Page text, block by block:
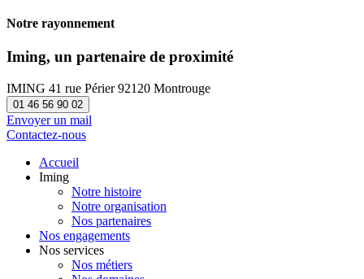
Notre rayonnement
Iming, un partenaire de proximité
IMING 41 rue Périer 92120 Montrouge
01 46 56 90 02
Envoyer un mail
Contactez-nous
Accueil
Iming
Notre histoire
Notre organisation
Nos partenaires
Nos engagements
Nos services
Nos métiers